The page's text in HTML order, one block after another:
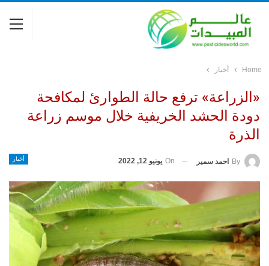
Home أخبار
«الزراعة» ترفع حالة الطوارئ لمكافحة
دودة الحشد الخريفية خلال موسم زراعة
الذرة
أخبار By احمد سمير On يونيو 12, 2022